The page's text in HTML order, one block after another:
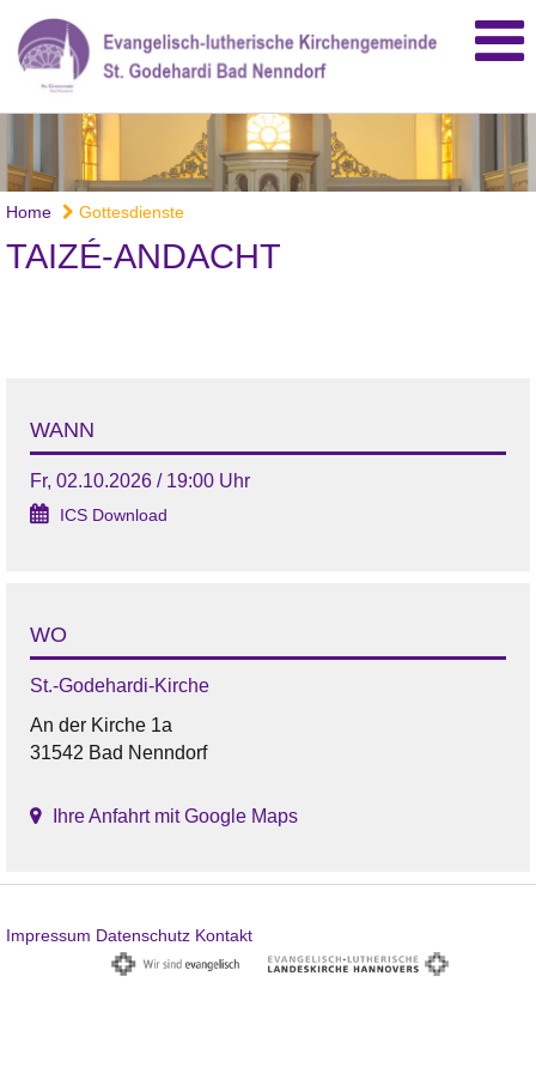
Home Gottesdienste
TAIZÉ-ANDACHT
WANN
Fr, 02.10.2026 / 19:00 Uhr
ICS Download
WO
St.-Godehardi-Kirche
An der Kirche 1a
31542 Bad Nenndorf
Ihre Anfahrt mit Google Maps
Impressum Datenschutz Kontakt